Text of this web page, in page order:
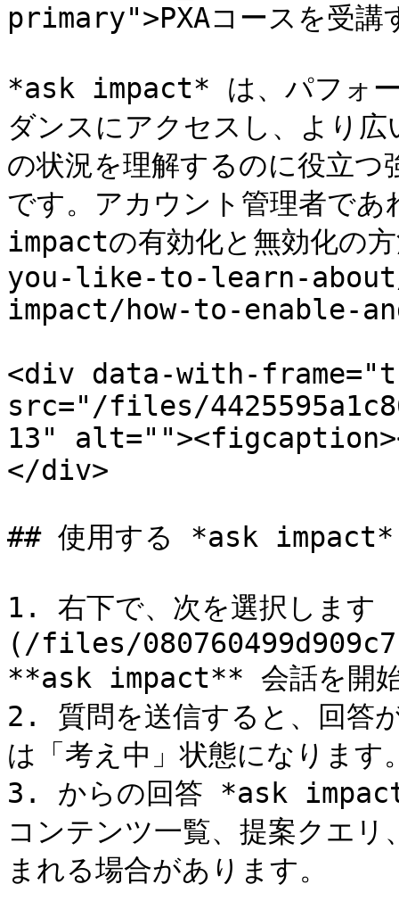
primary">PXAコースを受講
*ask impact* は、パフォー
ダンスにアクセスし、より
の状況を理解するのに役立
です。アカウント管理者で
impactの有効化と無効化
you-like-to-learn-
impact/how-to-enable-
<div data-with-
src="/files/
13"
</div>
## 使用する *ask impact*
1. 右下で、次を選択しま
(/files/
**ask impact** 会話を開始
2. 質問を送信すると、回答
は「考え中」状態になります
3. からの回答 *ask
コンテンツ一覧、提案クエ
まれる場合があります。